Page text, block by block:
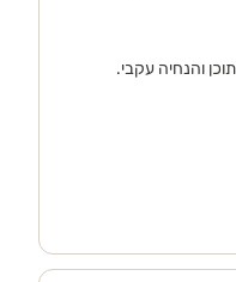
והנחיה עקבי.